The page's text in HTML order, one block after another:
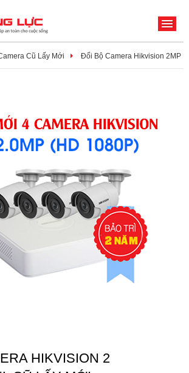
Cũ Lấy Mới Đổi Bộ Camera Hikvision 2MP
HIKVISION 2